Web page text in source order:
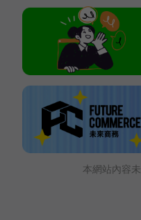
本網站內容